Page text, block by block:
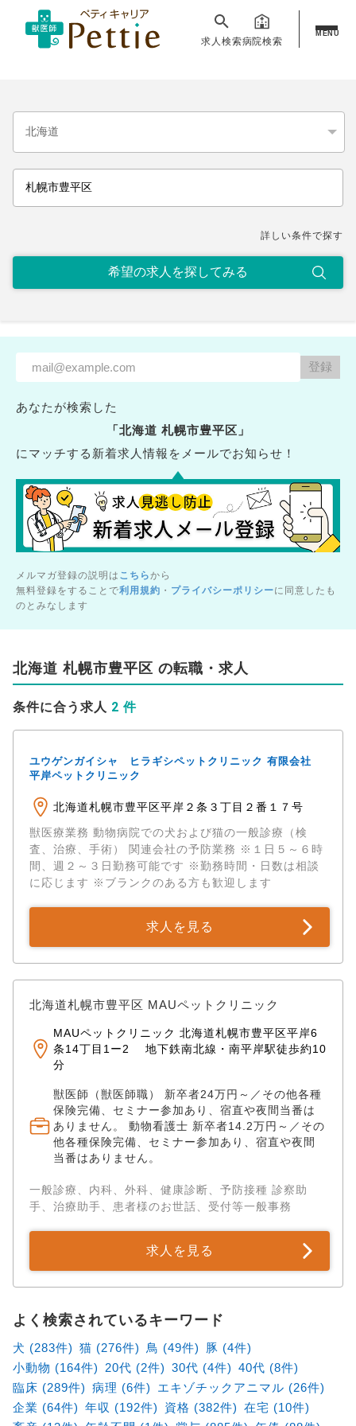
求人検索病院検索
MENU
詳しい条件で探す
あなたが検索した
「北海道 札幌市豊平区」
にマッチする新着求人情報をメールでお知らせ！
メルマガ登録の説明は こちらから
無料登録をすることで利用規約 ・ プライバシーポリシーに同意したも
のとみなします
北海道 札幌市豊平区 の転職・求人
条件に合う求人 2 件
ユウゲンガイシャ ヒラギシペットクリニック 有限会社
平岸ペットクリニック
北海道札幌市豊平区平岸２条３丁目２番１７号
獣医療業務 動物病院での犬および猫の一般診療（検
査、治療、手術） 関連会社の予防業務 ※１日５～６時
間、週２～３日勤務可能です ※勤務時間・日数は相談
に応じます ※ブランクのある方も歓迎します
求人を見る
北海道札幌市豊平区 MAUペットクリニック
MAUペットクリニック 北海道札幌市豊平区平岸6
条14丁目1ー2 地下鉄南北線・南平岸駅徒歩約10
分
獣医師（獣医師職） 新卒者24万円～／その他各種
保険完備、セミナー参加あり、宿直や夜間当番は
ありません。 動物看護士 新卒者14.2万円～／その
他各種保険完備、セミナー参加あり、宿直や夜間
当番はありません。
一般診療、内科、外科、健康診断、予防接種 診察助
手、治療助手、患者様のお世話、受付等一般事務
求人を見る
よく検索されているキーワード
犬 (283件) 猫 (276件) 鳥 (49件)
豚 (4件)
小動物 (164件)
20代 (2件) 30代 (4件) 40代 (8件)
臨床 (289件) 病理 (6件)
エキゾチックアニマル (26件)
企業 (64件) 年収 (192件) 資格 (382件) 在宅 (10件)